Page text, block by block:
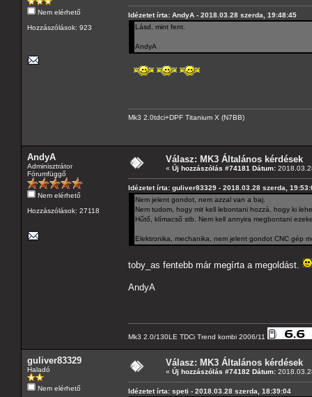
Nem elérhető
Hozzászólások: 923
Idézetet írta: AndyA - 2018.03.28 szerda, 19:48:45
Lásd, mint fent.
AndyA
Mk3 2.0tdci+DPF Titanium X (N7BB)
AndyA
Adminisztrátor
Fórumfüggő
Nem elérhető
Hozzászólások: 27118
Válasz: MK3 Általános kérdések
« Új hozzászólás #74181 Dátum:
Idézetet írta: guliver83329 - 2018.03.28 szerda,
Nem jelent gondot, nem azzal van a baj.
Nem tudom, hogy mit kell lebontani hozzá, hogy ki
Hűtő, klímacső stb. Nem kell annyira megbontani
Elektronika, mechanika, nem jelent gondot CNC gép
toby_as fentebb már megírta a megoldást.
AndyA
Mk3 2.0/130LE TDCi Trend kombi 2006/11
guliver83329
Haladó
Nem elérhető
Válasz: MK3 Általános kérdések
« Új hozzászólás #74182 Dátum:
Idézetet írta: speti - 2018.03.28 szerda, 18:39:04